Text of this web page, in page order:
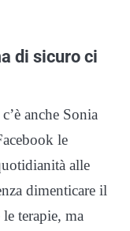
di sicuro ci
anche Sonia
le
alle
dimenticare il
terapie, ma